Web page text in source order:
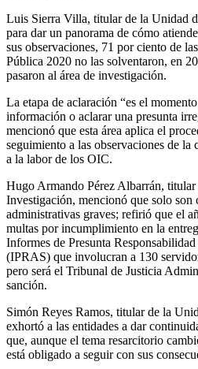
Luis Sierra Villa, titular de la Unidad
para dar un panorama de cómo
sus observaciones, 71 por ciento de
Pública 2020 no las solventaron, en
pasaron al área de investigación.
La etapa de aclaración “es el
información o aclarar una presunta
mencionó que esta área aplica el
seguimiento a las observaciones de la
a la labor de los OIC.
Hugo Armando Pérez Albarrán,
Investigación, mencionó que solo son
administrativas graves; refirió que el
multas por incumplimiento en la
Informes de Presunta
(IPRAS) que involucran a 130
pero será el Tribunal de Justicia
sanción.
Simón Reyes Ramos, titular de la
exhortó a las entidades a dar
que, aunque el tema resarcitorio
está obligado a seguir con sus